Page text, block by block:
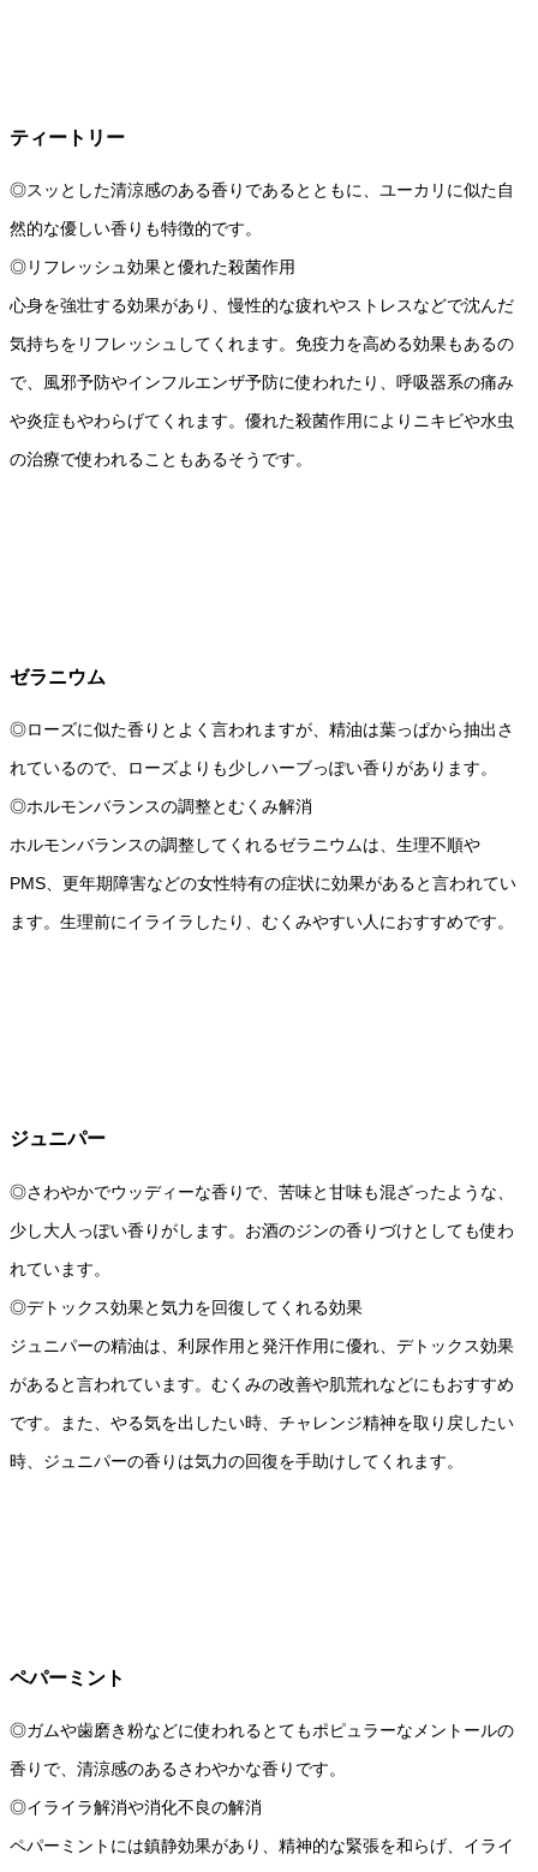
ティートリー
◎スッとした清涼感のある香りであるとともに、ユーカリに似た自
然的な優しい香りも特徴的です。
◎リフレッシュ効果と優れた殺菌作用
心身を強壮する効果があり、慢性的な疲れやストレスなどで沈んだ
気持ちをリフレッシュしてくれます。免疫力を高める効果もあるの
で、風邪予防やインフルエンザ予防に使われたり、呼吸器系の痛み
や炎症もやわらげてくれます。優れた殺菌作用によりニキビや水虫
の治療で使われることもあるそうです。
ゼラニウム
◎ローズに似た香りとよく言われますが、精油は葉っぱから抽出さ
れているので、ローズよりも少しハーブっぽい香りがあります。
◎ホルモンバランスの調整とむくみ解消
ホルモンバランスの調整してくれるゼラニウムは、生理不順や
PMS、更年期障害などの女性特有の症状に効果があると言われてい
ます。生理前にイライラしたり、むくみやすい人におすすめです。
ジュニパー
◎さわやかでウッディーな香りで、苦味と甘味も混ざったような、
少し大人っぽい香りがします。お酒のジンの香りづけとしても使わ
れています。
◎デトックス効果と気力を回復してくれる効果
ジュニパーの精油は、利尿作用と発汗作用に優れ、デトックス効果
があると言われています。むくみの改善や肌荒れなどにもおすすめ
です。また、やる気を出したい時、チャレンジ精神を取り戻したい
時、ジュニパーの香りは気力の回復を手助けしてくれます。
ペパーミント
◎ガムや歯磨き粉などに使われるとてもポピュラーなメントールの
香りで、清涼感のあるさわやかな香りです。
◎イライラ解消や消化不良の解消
ペパーミントには鎮静効果があり、精神的な緊張を和らげ、イライ